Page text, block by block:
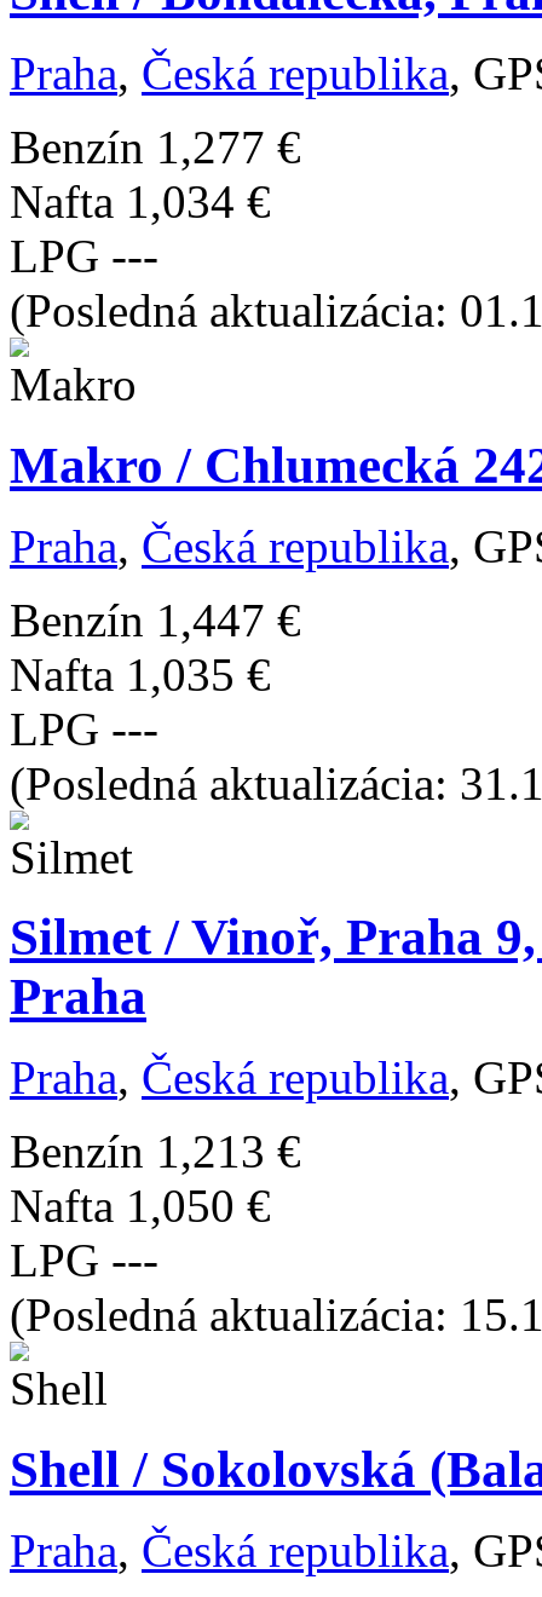
Praha, Česká republika,
Benzín 1,277 €
Nafta 1,034 €
LPG ---
(Posledná aktualizácia:
Makro / Chlumecká
Praha, Česká republika,
Benzín 1,447 €
Nafta 1,035 €
LPG ---
(Posledná aktualizácia:
Silmet / Vinoř, Praha
Praha
Praha, Česká republika,
Benzín 1,213 €
Nafta 1,050 €
LPG ---
(Posledná aktualizácia:
Shell / Sokolovská
Praha, Česká republika,